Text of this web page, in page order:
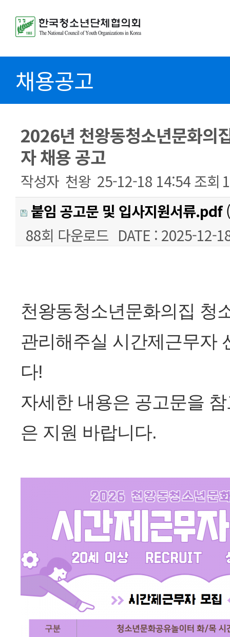
채용공고
2026년 천왕동청소년문화의
자 채용 공고
작성자 천왕 25-12-18 14:54 조회
붙임 공고문 및 입사지원서류.pdf
88회 다운로드 DATE : 2025-12-
본문
천왕동청소년문화의집 청
관리해주실 시간제근무자
다!
자세한 내용은 공고문을
은 지원 바랍니다.